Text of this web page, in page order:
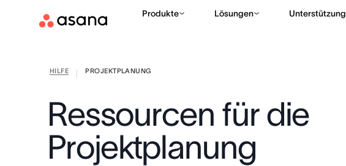
Produkte Lösungen Unterstützung
HILFE PROJEKTPLANUNG
Ressourcen für die
Projektplanung